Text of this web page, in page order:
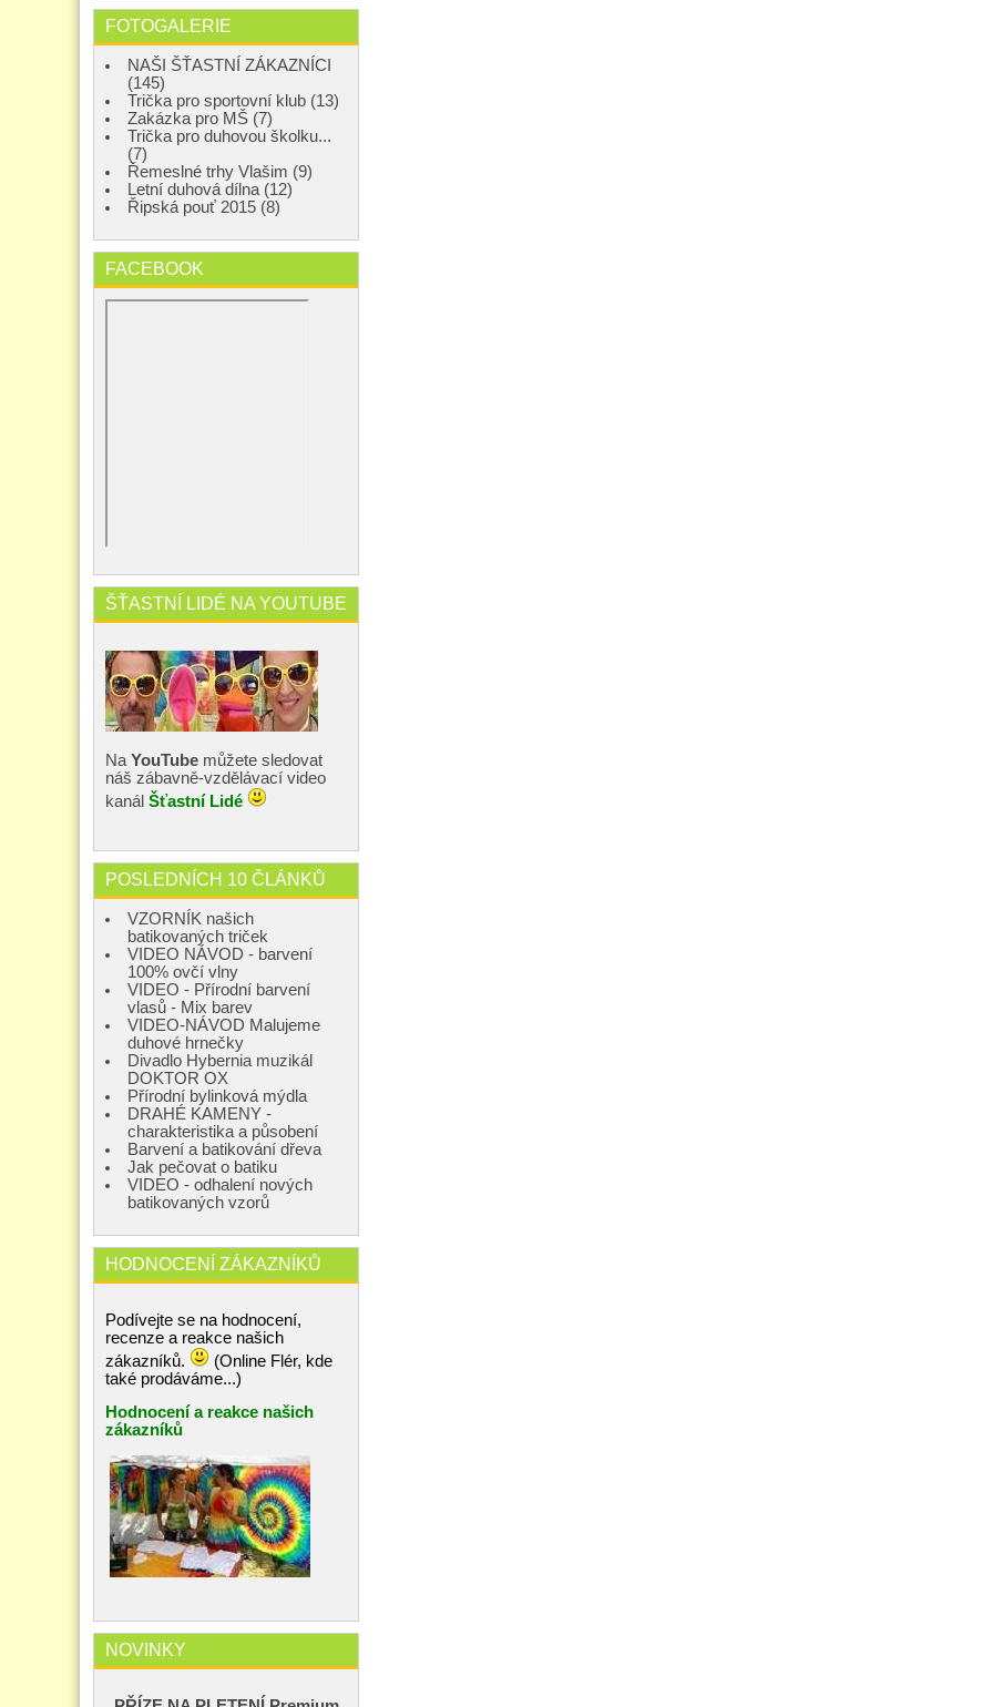
FOTOGALERIE
NAŠI ŠŤASTNÍ ZÁKAZNÍCI
(145)
Trička pro sportovní klub (13)
Zakázka pro MŠ (7)
Trička pro duhovou školku...
(7)
Řemeslné trhy Vlašim (9)
Letní duhová dílna (12)
Řipská pouť 2015 (8)
FACEBOOK
ŠŤASTNÍ LIDÉ NA YOUTUBE
Na YouTube můžete sledovat
náš zábavně-vzdělávací video
kanál Šťastní Lidé
POSLEDNÍCH 10 ČLÁNKŮ
VZORNÍK našich
batikovaných triček
VIDEO NÁVOD - barvení
100% ovčí vlny
VIDEO - Přírodní barvení
vlasů - Mix barev
VIDEO-NÁVOD Malujeme
duhové hrnečky
Divadlo Hybernia muzikál
DOKTOR OX
Přírodní bylinková mýdla
DRAHÉ KAMENY -
charakteristika a působení
Barvení a batikování dřeva
Jak pečovat o batiku
VIDEO - odhalení nových
batikovaných vzorů
HODNOCENÍ ZÁKAZNÍKŮ
Podívejte se na hodnocení,
recenze a reakce našich
zákazníků.
(Online Flér, kde
také prodáváme...)
Hodnocení a reakce našich
zákazníků
NOVINKY